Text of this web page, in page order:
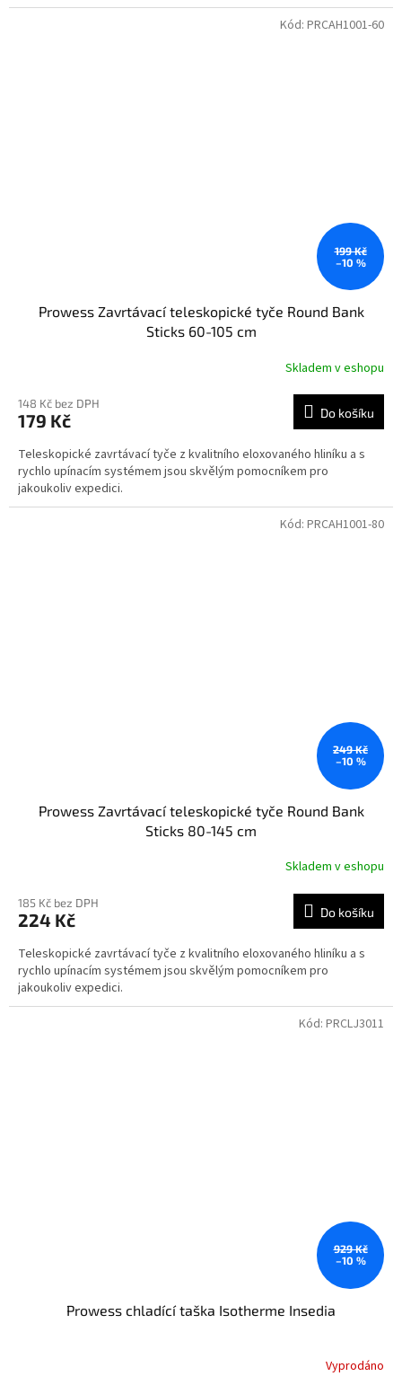
199 Kč
–10 %
Prowess Zavrtávací teleskopické tyče Round Bank
Sticks 60-105 cm
Skladem v eshopu
148 Kč bez DPH
179 Kč Do košíku
Teleskopické zavrtávací tyče z kvalitního eloxovaného hliníku a s
rychlo upínacím systémem jsou skvělým pomocníkem pro
jakoukoliv expedici.
Kód: PRCAH1001-60
249 Kč
–10 %
Prowess Zavrtávací teleskopické tyče Round Bank
Sticks 80-145 cm
Skladem v eshopu
185 Kč bez DPH
224 Kč Do košíku
Teleskopické zavrtávací tyče z kvalitního eloxovaného hliníku a s
rychlo upínacím systémem jsou skvělým pomocníkem pro
jakoukoliv expedici.
Kód: PRCAH1001-80
929 Kč
–10 %
Prowess chladící taška Isotherme Insedia
Vyprodáno
Kód: PRCLJ3011